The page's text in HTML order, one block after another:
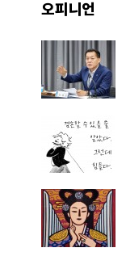
오피니언